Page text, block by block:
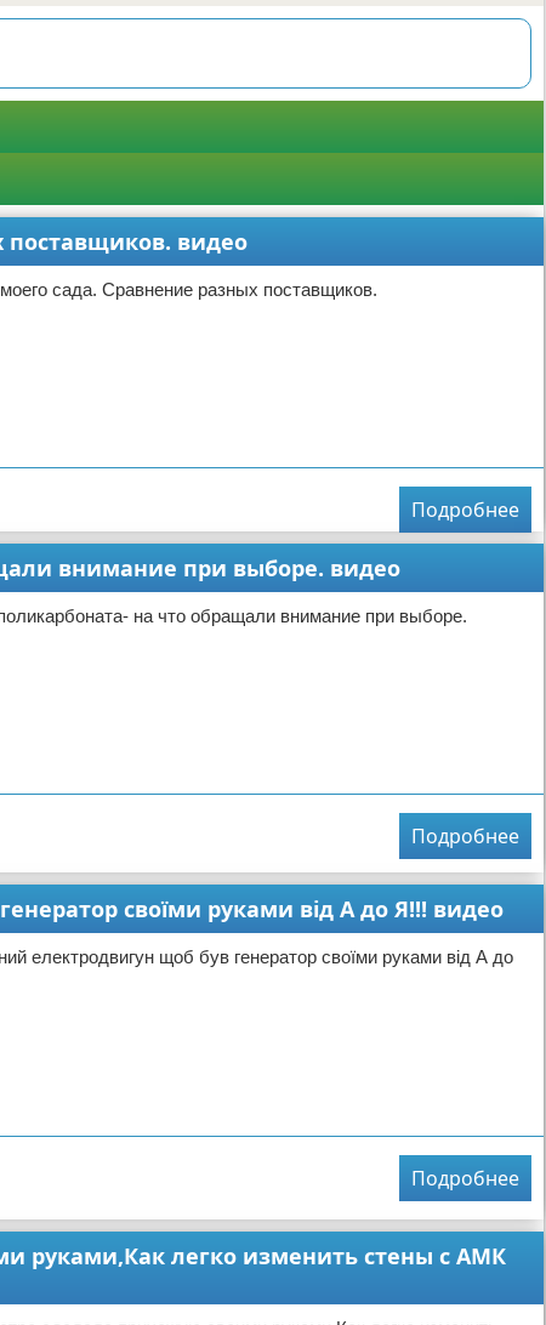
поставщиков. видео
сада. Сравнение разных поставщиков.
Подробнее
внимание при выборе. видео
на что обращали внимание при выборе.
Подробнее
своїми руками від А до Я!!! видео
електродвигун щоб був генератор своїми руками від А до
Подробнее
руками,Как легко изменить стены с АМК